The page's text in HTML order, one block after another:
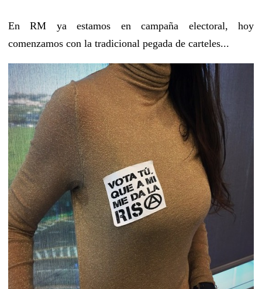
En RM ya estamos en campaña electoral, hoy
comenzamos con la tradicional pegada de carteles...